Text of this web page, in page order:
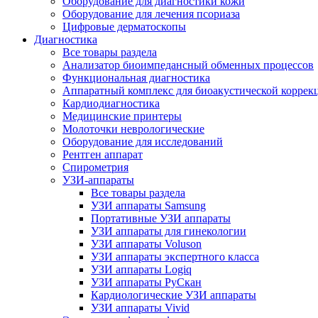
Оборудование для лечения псориаза
Цифровые дерматоскопы
Диагностика
Все товары раздела
Анализатор биоимпедансный обменных процессов
Функциональная диагностика
Аппаратный комплекс для биоакустической
Кардиодиагностика
Медицинские принтеры
Молоточки неврологические
Оборудование для исследований
Рентген аппарат
Спирометрия
УЗИ-аппараты
Все товары раздела
УЗИ аппараты Samsung
Портативные УЗИ аппараты
УЗИ аппараты для гинекологии
УЗИ аппараты Voluson
УЗИ аппараты экспертного класса
УЗИ аппараты Logiq
УЗИ аппараты РуСкан
Кардиологические УЗИ аппараты
УЗИ аппараты Vivid